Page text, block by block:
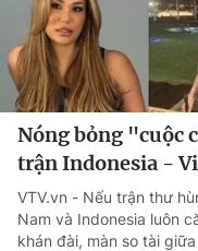
Nóng bỏng "cuộc
trận Indonesia -
VTV.vn - Nếu trận thư
Nam và Indonesia luôn
khán đài, màn so tài